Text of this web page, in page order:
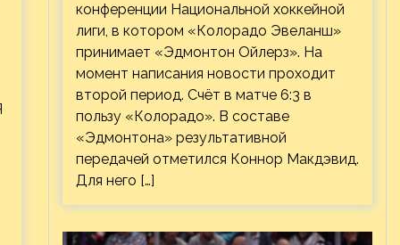
конференции Национальной хоккейной
лиги, в котором «Колорадо Эвеланш»
принимает «Эдмонтон Ойлерз». На
момент написания новости проходит
второй период. Счёт в матче 6:3 в
пользу «Колорадо». В составе
«Эдмонтона» результативной
передачей отметился Коннор Макдэвид.
Для него […]